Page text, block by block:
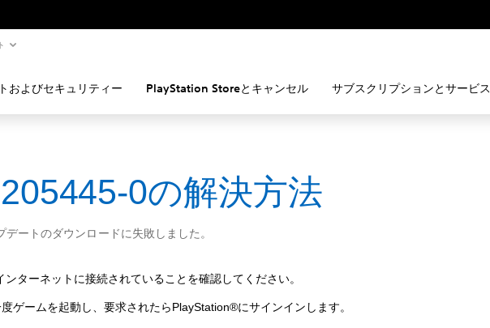
およびセキュリティー PlayStation Storeとキャンセル サブスクリプションとサービス
0の解決方法
デートのダウンロードに失敗しました。
ンターネットに接続されていることを確認してください。
ゲームを起動し、要求されたらPlayStation®にサインインします。